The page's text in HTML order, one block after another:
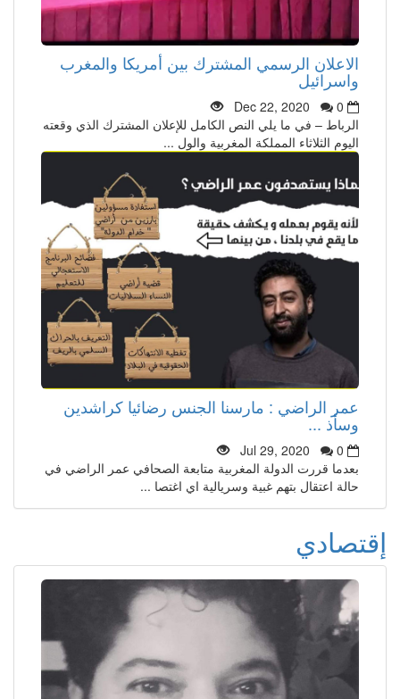
الاعلان الرسمي المشترك بين أمريكا والمغرب
واسرائيل
Dec 22, 2020
0
الرباط – في ما يلي النص الكامل للإعلان المشترك الذي وقعته
اليوم الثلاثاء المملكة المغربية والول ...
عمر الراضي : مارسنا الجنس رضائيا كراشدين
وسأذ ...
Jul 29, 2020
0
بعدما قررت الدولة المغربية متابعة الصحافي عمر الراضي في
حالة اعتقال بتهم غبية وسريالية اي اغتصا ...
إقتصادي